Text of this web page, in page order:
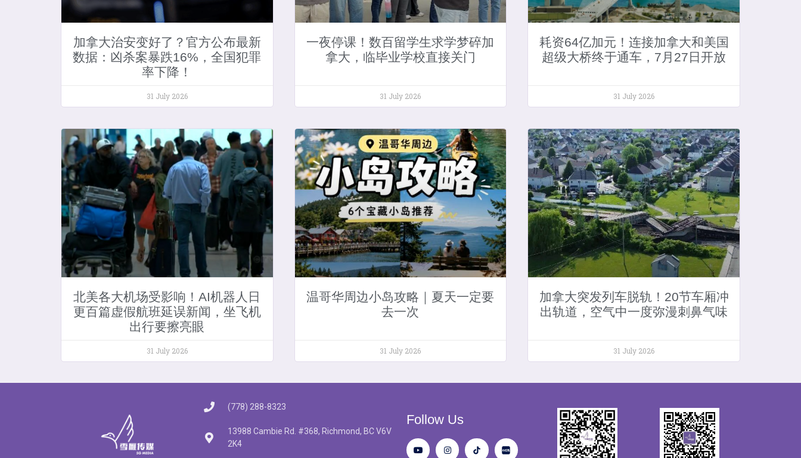
加拿大治安变好了？官方公布最新
数据：凶杀案暴跌16%，全国犯罪
率下降！
31 July 2026
一夜停课！数百留学生求学梦碎加
拿大，临毕业学校直接关门
31 July 2026
耗资64亿加元！连接加拿大和美国
超级大桥终于通车，7月27日开放
31 July 2026
北美各大机场受影响！AI机器人日
更百篇虚假航班延误新闻，坐飞机
出行要擦亮眼
31 July 2026
温哥华周边小岛攻略｜夏天一定要
去一次
31 July 2026
加拿大突发列车脱轨！20节车厢冲
出轨道，空气中一度弥漫刺鼻气味
31 July 2026
(778) 288-8323
13988 Cambie Rd. #368, Richmond, BC V6V
2K4
Follow Us